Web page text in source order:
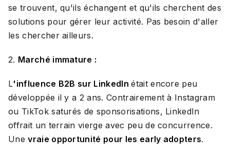
se trouvent, qu'ils échangent et qu'ils cherchent des
solutions pour gérer leur activité. Pas besoin d'aller
les chercher ailleurs.
2. Marché immature :
L'influence B2B sur LinkedInétait encore peu
développée il y a 2 ans. Contrairement à Instagram
ou TikTok saturés de sponsorisations, LinkedIn
offrait un terrain vierge avec peu de concurrence.
Unevraie opportunité pour les early adopters.